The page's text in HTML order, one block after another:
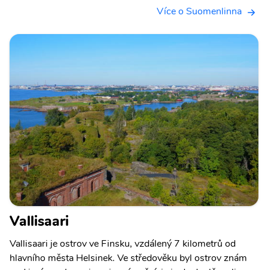
Více o Suomenlinna
Vallisaari
Vallisaari je ostrov ve Finsku, vzdálený 7 kilometrů od
hlavního města Helsinek. Ve středověku byl ostrov znám